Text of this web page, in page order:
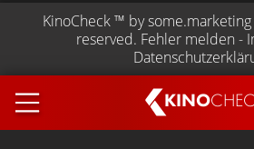
KINO
KinoCheck ™ by
reserved. Fehler melden -